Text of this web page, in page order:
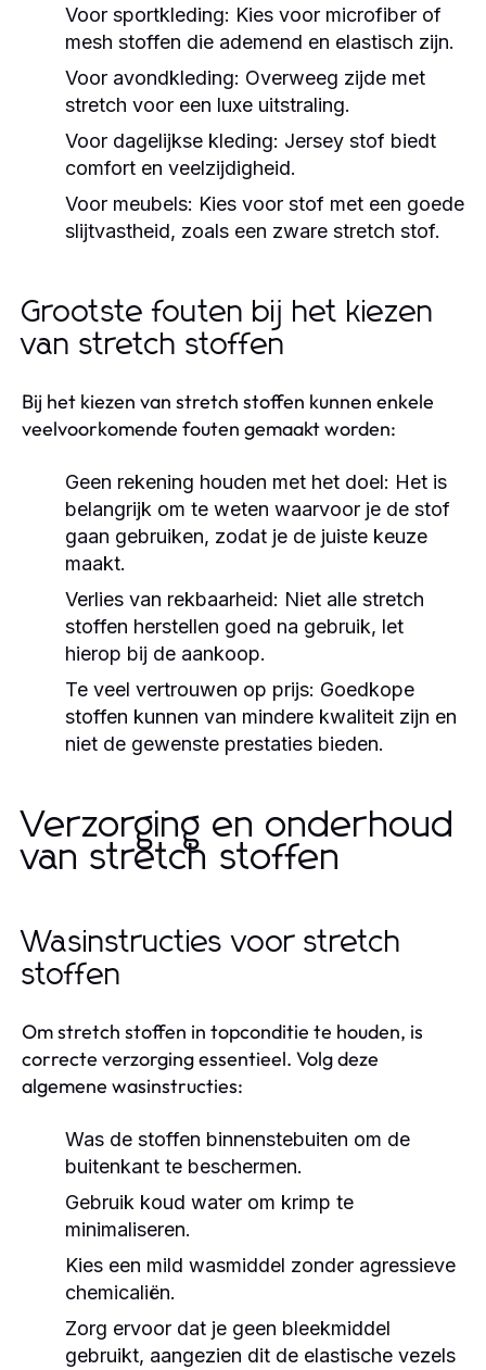
Voor sportkleding: Kies voor microfiber of
mesh stoffen die ademend en elastisch zijn.
Voor avondkleding: Overweeg zijde met
stretch voor een luxe uitstraling.
Voor dagelijkse kleding: Jersey stof biedt
comfort en veelzijdigheid.
Voor meubels: Kies voor stof met een goede
slijtvastheid, zoals een zware stretch stof.
Grootste fouten bij het kiezen
van stretch stoffen
Bij het kiezen van stretch stoffen kunnen enkele
veelvoorkomende fouten gemaakt worden:
Geen rekening houden met het doel: Het is
belangrijk om te weten waarvoor je de stof
gaan gebruiken, zodat je de juiste keuze
maakt.
Verlies van rekbaarheid: Niet alle stretch
stoffen herstellen goed na gebruik, let
hierop bij de aankoop.
Te veel vertrouwen op prijs: Goedkope
stoffen kunnen van mindere kwaliteit zijn en
niet de gewenste prestaties bieden.
Verzorging en onderhoud
van stretch stoffen
Wasinstructies voor stretch
stoffen
Om stretch stoffen in topconditie te houden, is
correcte verzorging essentieel. Volg deze
algemene wasinstructies:
Was de stoffen binnenstebuiten om de
buitenkant te beschermen.
Gebruik koud water om krimp te
minimaliseren.
Kies een mild wasmiddel zonder agressieve
chemicaliën.
Zorg ervoor dat je geen bleekmiddel
gebruikt, aangezien dit de elastische vezels